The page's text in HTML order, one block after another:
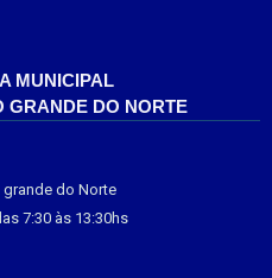
MUNICIPAL
GRANDE DO NORTE
grande do Norte
7:30 às 13:30hs